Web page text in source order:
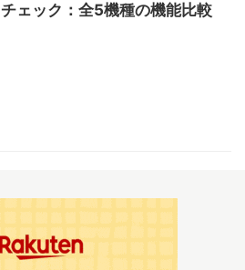
チェック：全5機種の機能比較